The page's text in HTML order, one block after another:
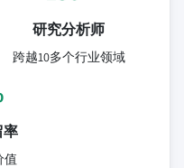
研究分析师
跨越10多个行业领域
率
值